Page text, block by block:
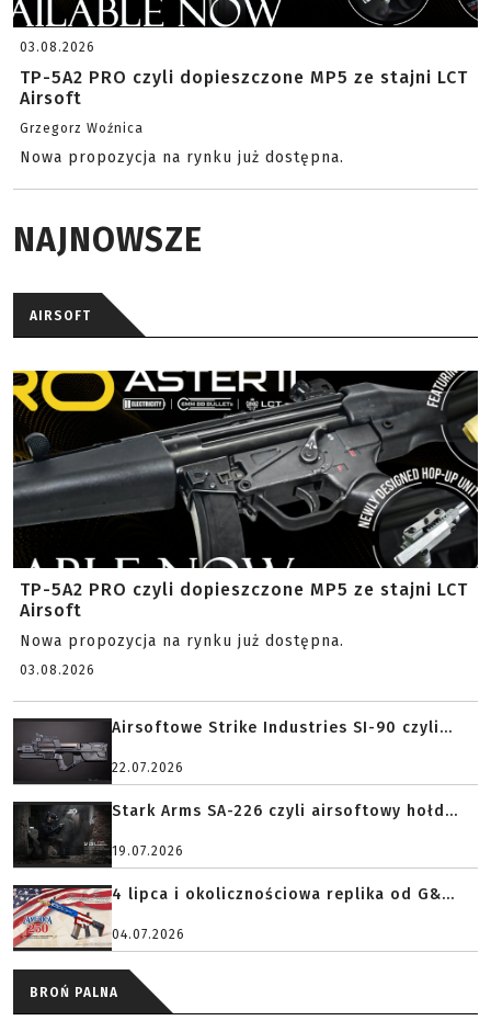
03.08.2026
TP-5A2 PRO czyli dopieszczone MP5 ze stajni LCT
Airsoft
Grzegorz Woźnica
Nowa propozycja na rynku już dostępna.
NAJNOWSZE
AIRSOFT
TP-5A2 PRO czyli dopieszczone MP5 ze stajni LCT
Airsoft
Nowa propozycja na rynku już dostępna.
03.08.2026
Airsoftowe Strike Industries SI-90 czyli...
22.07.2026
Stark Arms SA-226 czyli airsoftowy hołd...
19.07.2026
4 lipca i okolicznościowa replika od G&...
04.07.2026
BROŃ PALNA